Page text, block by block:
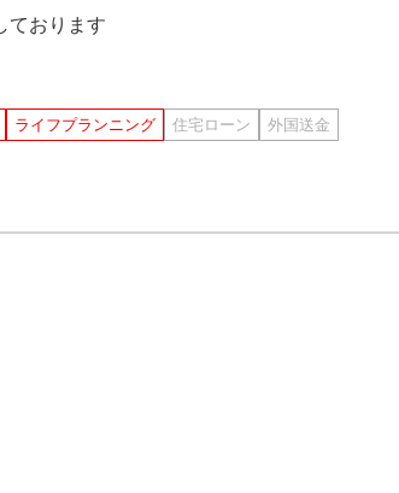
ております
ライフプランニング 住宅ローン 外国送金